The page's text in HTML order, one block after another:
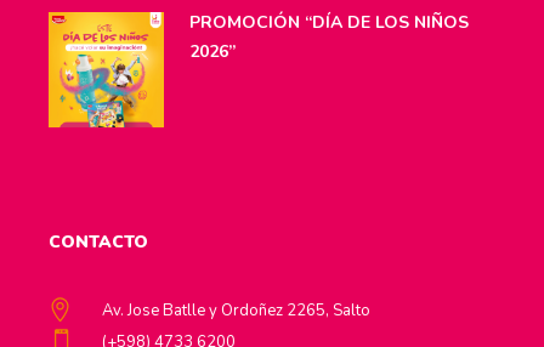
PROMOCIÓN “DÍA DE LOS NIÑOS
2026”
CONTACTO
Av. Jose Batlle y Ordoñez 2265, Salto
(+598) 4733 6200